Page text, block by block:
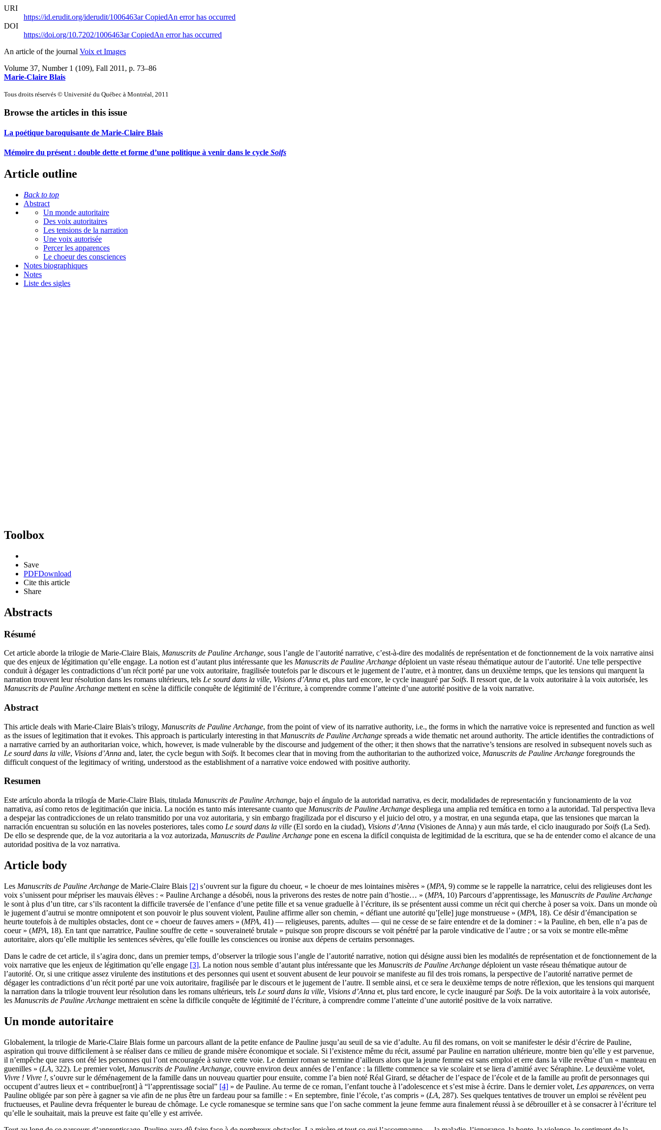
URI
https://id.erudit.org/iderudit/1006463arCopiedAn error has occurred
DOI
https://doi.org/10.7202/1006463arCopiedAn error has occurred
An article of the journal Voix et Images
Volume 37, Number 1 (109), Fall 2011 , p. 73–86
Marie-Claire Blais
Tous droits réservés © Université du Québec à Montréal, 2011
Browse the articles in this issue
La poétique baroquisante de Marie-Claire Blais
Mémoire du présent : double dette et forme d’une politique à venir dans le cycle Soifs
Article outline
Back to top
Abstract
Un monde autoritaire
Des voix autoritaires
Les tensions de la narration
Une voix autorisée
Percer les apparences
Le choeur des consciences
Notes biographiques
Notes
Liste des sigles
Toolbox
Save
PDFDownload
Cite this article
Share
Abstracts
Résumé
Cet article aborde la trilogie de Marie-Claire Blais, Manuscrits de Pauline Archange, sous l’angle de l’autorité narrative, c’est-à-dire des modalités de représentation et de fonctionnement de la voix narrative ainsi
que des enjeux de légitimation qu’elle engage. La notion est d’autant plus intéressante que les Manuscrits de Pauline Archange déploient un vaste réseau thématique autour de l’autorité. Une telle perspective
conduit à dégager les contradictions d’un récit porté par une voix autoritaire, fragilisée toutefois par le discours et le jugement de l’autre, et à montrer, dans un deuxième temps, que les tensions qui marquent la
narration trouvent leur résolution dans les romans ultérieurs, tels Le sourd dans la ville, Visions d’Anna et, plus tard encore, le cycle inauguré parSoifs. Il ressort que, de la voix autoritaire à la voix autorisée, les
Manuscrits de Pauline Archange mettent en scène la difficile conquête de légitimité de l’écriture, à comprendre comme l’atteinte d’une autorité positive de la voix narrative.
Abstract
This article deals with Marie-Claire Blais’s trilogy, Manuscrits de Pauline Archange, from the point of view of its narrative authority, i.e., the forms in which the narrative voice is represented and function as well
as the issues of legitimation that it evokes. This approach is particularly interesting in that Manuscrits de Pauline Archange spreads a wide thematic net around authority. The article identifies the contradictions of
a narrative carried by an authoritarian voice, which, however, is made vulnerable by the discourse and judgement of the other; it then shows that the narrative’s tensions are resolved in subsequent novels such as
Le sourd dans la ville, Visions d’Anna and, later, the cycle begun with Soifs. It becomes clear that in moving from the authoritarian to the authorized voice, Manuscrits de Pauline Archange foregrounds the
difficult conquest of the legitimacy of writing, understood as the establishment of a narrative voice endowed with positive authority.
Resumen
Este artículo aborda la trilogía de Marie-Claire Blais, titulada Manuscrits de Pauline Archange, bajo el ángulo de la autoridad narrativa, es decir, modalidades de representación y funcionamiento de la voz
narrativa, así como retos de legitimación que inicia. La noción es tanto más interesante cuanto que Manuscrits de Pauline Archange despliega una amplia red temática en torno a la autoridad. Tal perspectiva lleva
a despejar las contradicciones de un relato transmitido por una voz autoritaria, y sin embargo fragilizada por el discurso y el juicio del otro, y a mostrar, en una segunda etapa, que las tensiones que marcan la
narración encuentran su solución en las noveles posteriores, tales como Le sourd dans la ville (El sordo en la ciudad), Visions d’Anna (Visiones de Anna) y aun más tarde, el ciclo inaugurado porSoifs (La Sed).
De ello se desprende que, de la voz autoritaria a la voz autorizada, Manuscrits de Pauline Archange pone en escena la difícil conquista de legitimidad de la escritura, que se ha de entender como el alcance de una
autoridad positiva de la voz narrativa.
Article body
Les Manuscrits de Pauline Archange de Marie-Claire Blais [2] s’ouvrent sur la figure du choeur, « le choeur de mes lointaines misères » (MPA, 9) comme se le rappelle la narratrice, celui des religieuses dont les
voix s’unissent pour mépriser les mauvais élèves : « Pauline Archange a désobéi, nous la priverons des restes de notre pain d’hostie… » (MPA, 10) Parcours d’apprentissage, les Manuscrits de Pauline Archange
le sont à plus d’un titre, car s’ils racontent la difficile traversée de l’enfance d’une petite fille et sa venue graduelle à l’écriture, ils se présentent aussi comme un récit qui cherche à poser sa voix. Dans un monde où
le jugement d’autrui se montre omnipotent et son pouvoir le plus souvent violent, Pauline affirme aller son chemin, « défiant une autorité qu’[elle] juge monstrueuse » (MPA, 18). Ce désir d’émancipation se
heurte toutefois à de multiples obstacles, dont ce « choeur de fauves amers » (MPA, 41) — religieuses, parents, adultes — qui ne cesse de se faire entendre et de la dominer : « la Pauline, eh ben, elle n’a pas de
coeur » (MPA, 18). En tant que narratrice, Pauline souffre de cette « souveraineté brutale » puisque son propre discours se voit pénétré par la parole vindicative de l’autre ; or sa voix se montre elle-même
autoritaire, alors qu’elle multiplie les sentences sévères, qu’elle fouille les consciences ou ironise aux dépens de certains personnages.
Dans le cadre de cet article, il s’agira donc, dans un premier temps, d’observer la trilogie sous l’angle de l’autorité narrative, notion qui désigne aussi bien les modalités de représentation et de fonctionnement de la
voix narrative que les enjeux de légitimation qu’elle engage [3]. La notion nous semble d’autant plus intéressante que les Manuscrits de Pauline Archange déploient un vaste réseau thématique autour de
l’autorité. Or, si une critique assez virulente des institutions et des personnes qui usent et souvent abusent de leur pouvoir se manifeste au fil des trois romans, la perspective de l’autorité narrative permet de
dégager les contradictions d’un récit porté par une voix autoritaire, fragilisée par le discours et le jugement de l’autre. Il semble ainsi, et ce sera le deuxième temps de notre réflexion, que les tensions qui marquent
la narration dans la trilogie trouvent leur résolution dans les romans ultérieurs, tels Le sourd dans la ville, Visions d’Anna et, plus tard encore, le cycle inauguré parSoifs. De la voix autoritaire à la voix autorisée,
les Manuscrits de Pauline Archange mettraient en scène la difficile conquête de légitimité de l’écriture, à comprendre comme l’atteinte d’une autorité positive de la voix narrative.
Un monde autoritaire
Globalement, la trilogie de Marie-Claire Blais forme un parcours allant de la petite enfance de Pauline jusqu’au seuil de sa vie d’adulte. Au fil des romans, on voit se manifester le désir d’écrire de Pauline,
aspiration qui trouve difficilement à se réaliser dans ce milieu de grande misère économique et sociale. Si l’existence même du récit, assumé par Pauline en narration ultérieure, montre bien qu’elle y est parvenue,
il n’empêche que rares ont été les personnes qui l’ont encouragée à suivre cette voie. Le dernier roman se termine d’ailleurs alors que la jeune femme est sans emploi et erre dans la ville revêtue d’un « manteau en
guenilles » (LA, 322). Le premier volet, Manuscrits de Pauline Archange, couvre environ deux années de l’enfance : la fillette commence sa vie scolaire et se liera d’amitié avec Séraphine. Le deuxième volet,
Vivre ! Vivre !, s’ouvre sur le déménagement de la famille dans un nouveau quartier pour ensuite, comme l’a bien noté Réal Girard, se détacher de l’espace de l’école et de la famille au profit de personnages qui
occupent d’autres lieux et « contribue[ront] à “l’apprentissage social” [4] » de Pauline. Au terme de ce roman, l’enfant touche à l’adolescence et s’est mise à écrire. Dans le dernier volet, Les apparences, on verra
Pauline obligée par son père à gagner sa vie afin de ne plus être un fardeau pour sa famille : « En septembre, finie l’école, t’as compris » (LA, 287). Ses quelques tentatives de trouver un emploi se révèlent peu
fructueuses, et Pauline devra fréquenter le bureau de chômage. Le cycle romanesque se termine sans que l’on sache comment la jeune femme aura finalement réussi à se débrouiller et à se consacrer à l’écriture tel
qu’elle le souhaitait, mais la preuve est faite qu’elle y est arrivée.